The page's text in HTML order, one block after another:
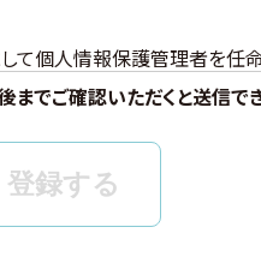
て個人情報保護管理者を任
適切に個人情報を管理していま
および利用いたします。
情報について
までご確認いただくと送信で